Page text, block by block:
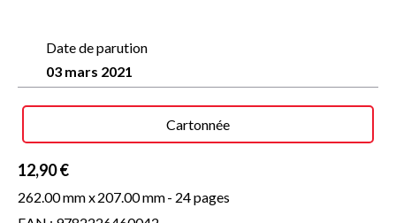
Date de parution
03 mars 2021
Cartonnée
12,90 €
262.00 mm x207.00 mm- 24 pages